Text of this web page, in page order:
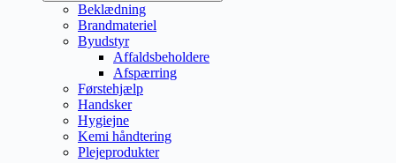
Beklædning
Brandmateriel
Byudstyr
Affaldsbeholdere
Afspærring
Førstehjælp
Handsker
Hygiejne
Kemi håndtering
Plejeprodukter